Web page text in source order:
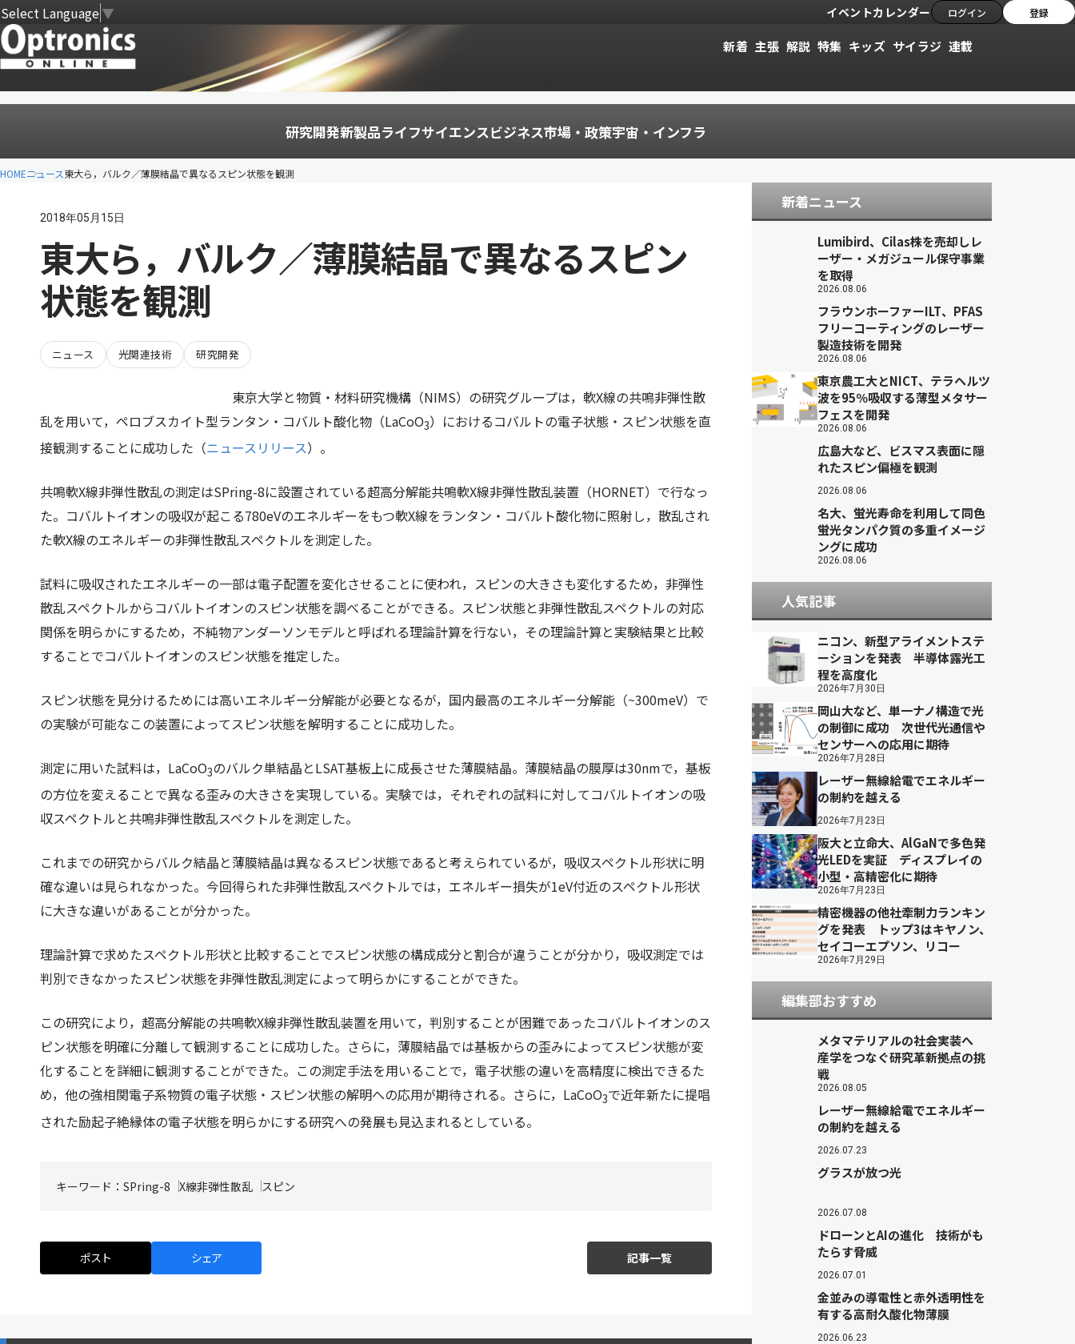
Select Language▼ イベントカレンダー ログイン 登録
新着 主張 解説 特集 キッズ サイラジ 連載
研究開発新製品ライフサイエンスビジネス市場・政策宇宙・インフラ
HOMEニュース東大ら，バルク／薄膜結晶で異なるスピン状態を観測
2018年05月15日
東大ら，バルク／薄膜結晶で異なるスピン
状態を観測
ニュース 光関連技術 研究開発
東京大学と物質・材料研究機構（NIMS）の研究グループは，軟X線の共鳴非弾性散
乱を用いて，ペロブスカイト型ランタン・コバルト酸化物（LaCoO3）におけるコバルトの電子状態・スピン状態を直
接観測することに成功した（ニュースリリース）。
共鳴軟X線非弾性散乱の測定はSPring-8に設置されている超高分解能共鳴軟X線非弾性散乱装置（HORNET）で行なっ
た。コバルトイオンの吸収が起こる780eVのエネルギーをもつ軟X線をランタン・コバルト酸化物に照射し，散乱され
た軟X線のエネルギーの非弾性散乱スペクトルを測定した。
試料に吸収されたエネルギーの一部は電子配置を変化させることに使われ，スピンの大きさも変化するため，非弾性
散乱スペクトルからコバルトイオンのスピン状態を調べることができる。スピン状態と非弾性散乱スペクトルの対応
関係を明らかにするため，不純物アンダーソンモデルと呼ばれる理論計算を行ない，その理論計算と実験結果と比較
することでコバルトイオンのスピン状態を推定した。
スピン状態を見分けるためには高いエネルギー分解能が必要となるが，国内最高のエネルギー分解能（~300meV）で
の実験が可能なこの装置によってスピン状態を解明することに成功した。
測定に用いた試料は，LaCoO3のバルク単結晶とLSAT基板上に成長させた薄膜結晶。薄膜結晶の膜厚は30nmで，基板
の方位を変えることで異なる歪みの大きさを実現している。実験では，それぞれの試料に対してコバルトイオンの吸
収スペクトルと共鳴非弾性散乱スペクトルを測定した。
これまでの研究からバルク結晶と薄膜結晶は異なるスピン状態であると考えられているが，吸収スペクトル形状に明
確な違いは見られなかった。今回得られた非弾性散乱スペクトルでは，エネルギー損失が1eV付近のスペクトル形状
に大きな違いがあることが分かった。
理論計算で求めたスペクトル形状と比較することでスピン状態の構成成分と割合が違うことが分かり，吸収測定では
判別できなかったスピン状態を非弾性散乱測定によって明らかにすることができた。
この研究により，超高分解能の共鳴軟X線非弾性散乱装置を用いて，判別することが困難であったコバルトイオンのス
ピン状態を明確に分離して観測することに成功した。さらに，薄膜結晶では基板からの歪みによってスピン状態が変
化することを詳細に観測することができた。この測定手法を用いることで，電子状態の違いを高精度に検出できるた
め，他の強相関電子系物質の電子状態・スピン状態の解明への応用が期待される。さらに，LaCoO3で近年新たに提唱
された励起子絶縁体の電子状態を明らかにする研究への発展も見込まれるとしている。
キーワード： SPring-8 X線非弾性散乱 スピン
ポスト シェア 記事一覧
新着ニュース
Lumibird、Cilas株を売却しレ
ーザー・メガジュール保守事業
を取得
2026.08.06
フラウンホーファーILT、PFAS
フリーコーティングのレーザー
製造技術を開発
2026.08.06
東京農工大とNICT、テラヘルツ
波を95％吸収する薄型メタサー
フェスを開発
2026.08.06
広島大など、ビスマス表面に隠
れたスピン偏極を観測
2026.08.06
名大、蛍光寿命を利用して同色
蛍光タンパク質の多重イメージ
ングに成功
2026.08.06
人気記事
ニコン、新型アライメントステ
ーションを発表 半導体露光工
程を高度化
2026年7月30日
岡山大など、単一ナノ構造で光
の制御に成功 次世代光通信や
センサーへの応用に期待
2026年7月28日
レーザー無線給電でエネルギー
の制約を越える
2026年7月23日
阪大と立命大、AlGaNで多色発
光LEDを実証 ディスプレイの
小型・高精密化に期待
2026年7月23日
精密機器の他社牽制力ランキン
グを発表 トップ3はキヤノン、
セイコーエプソン、リコー
2026年7月29日
編集部おすすめ
メタマテリアルの社会実装へ
産学をつなぐ研究革新拠点の挑
戦
2026.08.05
レーザー無線給電でエネルギー
の制約を越える
2026.07.23
グラスが放つ光
2026.07.08
ドローンとAIの進化 技術がも
たらす脅威
2026.07.01
金並みの導電性と赤外透明性を
有する高耐久酸化物薄膜
2026.06.23